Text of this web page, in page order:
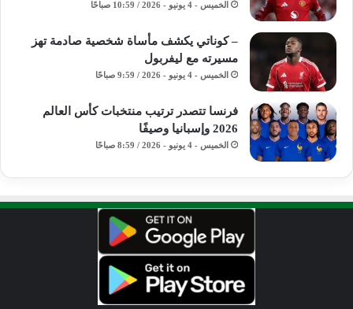
الخميس - 4 يونيو - 2026 / 10:59 صباحًا
– كوناتي يكشف مأساة شخصية صادمة تهز
مسيرته مع ليفربول
الخميس - 4 يونيو - 2026 / 9:59 صباحًا
فرنسا تتصدر ترتيب منتخبات كأس العالم
2026 وإسبانيا وصيفًا
الخميس - 4 يونيو - 2026 / 8:59 صباحًا